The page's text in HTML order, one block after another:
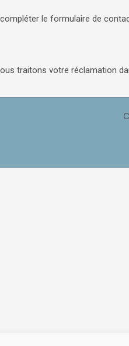
le formulaire de
traitons votre réclamation